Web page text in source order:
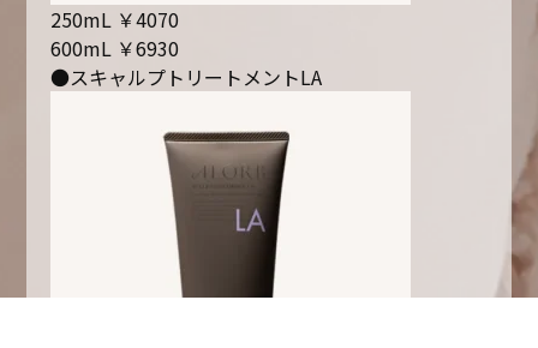
250mL ￥4070
600mL ￥6930
●スキャルプトリートメントLA